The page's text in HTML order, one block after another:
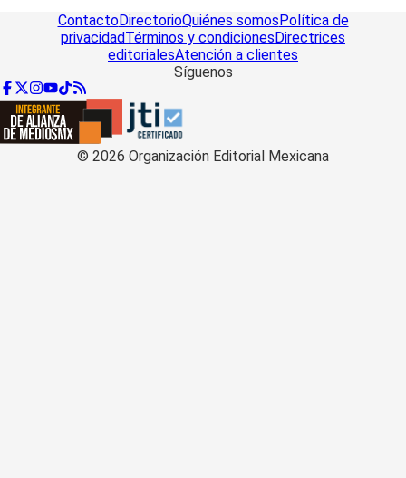
ContactoDirectorioQuiénes somosPolítica de
privacidadTérminos y condicionesDirectrices
editorialesAtención a clientes
Síguenos
© 2026 Organización Editorial Mexicana